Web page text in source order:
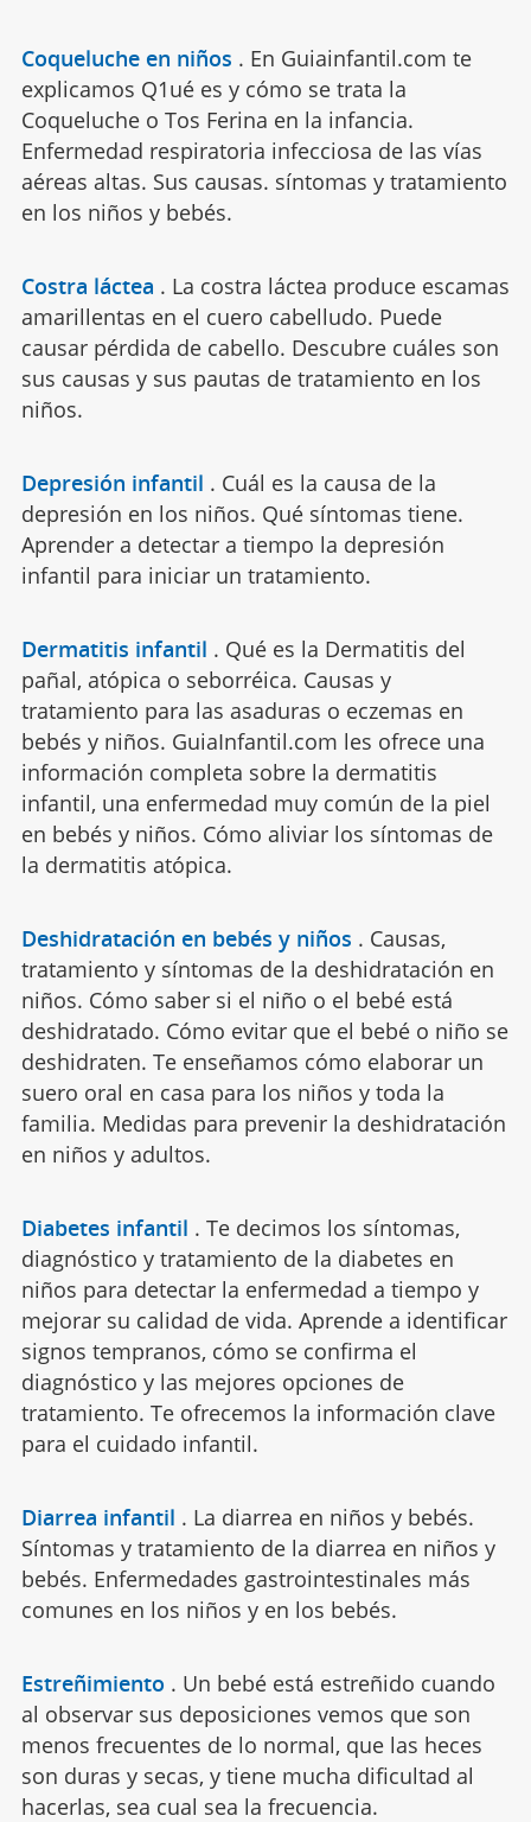
Coqueluche en niños . En Guiainfantil.com te
explicamos Q1ué es y cómo se trata la
Coqueluche o Tos Ferina en la infancia.
Enfermedad respiratoria infecciosa de las vías
aéreas altas. Sus causas. síntomas y tratamiento
en los niños y bebés.
Costra láctea . La costra láctea produce escamas
amarillentas en el cuero cabelludo. Puede
causar pérdida de cabello. Descubre cuáles son
sus causas y sus pautas de tratamiento en los
niños.
Depresión infantil . Cuál es la causa de la
depresión en los niños. Qué síntomas tiene.
Aprender a detectar a tiempo la depresión
infantil para iniciar un tratamiento.
Dermatitis infantil . Qué es la Dermatitis del
pañal, atópica o seborréica. Causas y
tratamiento para las asaduras o eczemas en
bebés y niños. GuiaInfantil.com les ofrece una
información completa sobre la dermatitis
infantil, una enfermedad muy común de la piel
en bebés y niños. Cómo aliviar los síntomas de
la dermatitis atópica.
Deshidratación en bebés y niños . Causas,
tratamiento y síntomas de la deshidratación en
niños. Cómo saber si el niño o el bebé está
deshidratado. Cómo evitar que el bebé o niño se
deshidraten. Te enseñamos cómo elaborar un
suero oral en casa para los niños y toda la
familia. Medidas para prevenir la deshidratación
en niños y adultos.
Diabetes infantil . Te decimos los síntomas,
diagnóstico y tratamiento de la diabetes en
niños para detectar la enfermedad a tiempo y
mejorar su calidad de vida. Aprende a identificar
signos tempranos, cómo se confirma el
diagnóstico y las mejores opciones de
tratamiento. Te ofrecemos la información clave
para el cuidado infantil.
Diarrea infantil . La diarrea en niños y bebés.
Síntomas y tratamiento de la diarrea en niños y
bebés. Enfermedades gastrointestinales más
comunes en los niños y en los bebés.
Estreñimiento . Un bebé está estreñido cuando
al observar sus deposiciones vemos que son
menos frecuentes de lo normal, que las heces
son duras y secas, y tiene mucha dificultad al
hacerlas, sea cual sea la frecuencia.